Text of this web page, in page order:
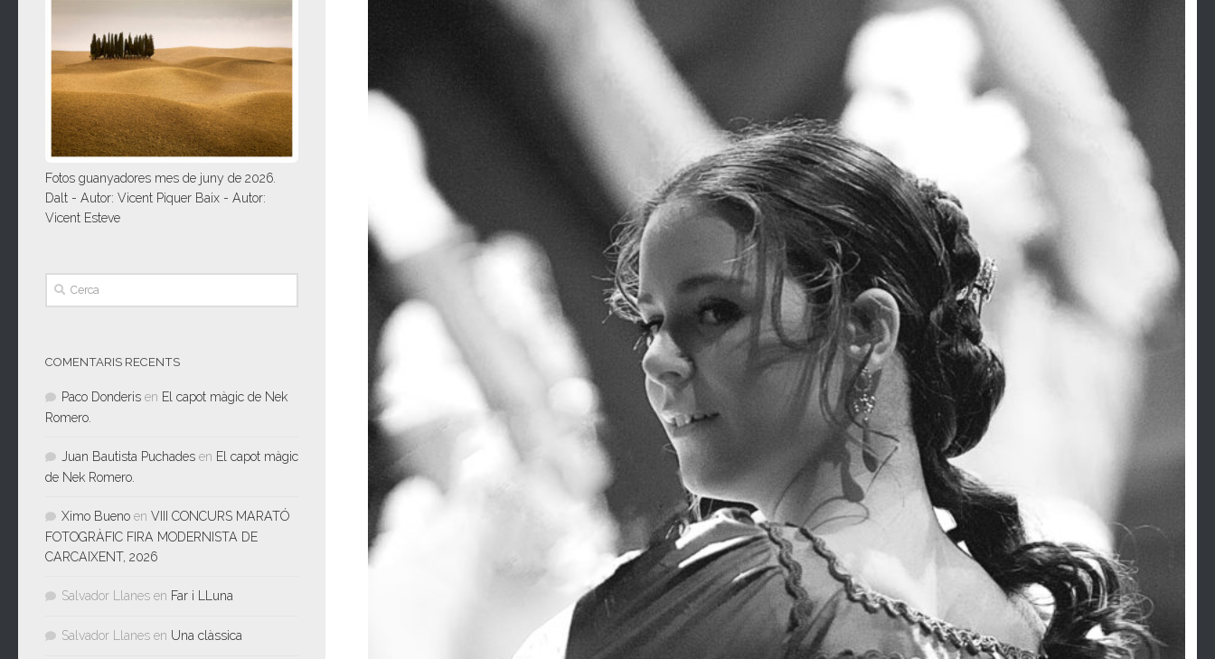
Fotos guanyadores mes de juny de 2026.
Dalt - Autor: Vicent Piquer Baix - Autor:
Vicent Esteve
COMENTARIS RECENTS
Paco Donderis en El capot màgic de Nek
Romero.
Juan Bautista Puchades en El capot màgic
de Nek Romero.
Ximo Bueno en VIII CONCURS MARATÓ
FOTOGRÀFIC FIRA MODERNISTA DE
CARCAIXENT, 2026
Salvador Llanes en Far i LLuna
Salvador Llanes en Una clàssica